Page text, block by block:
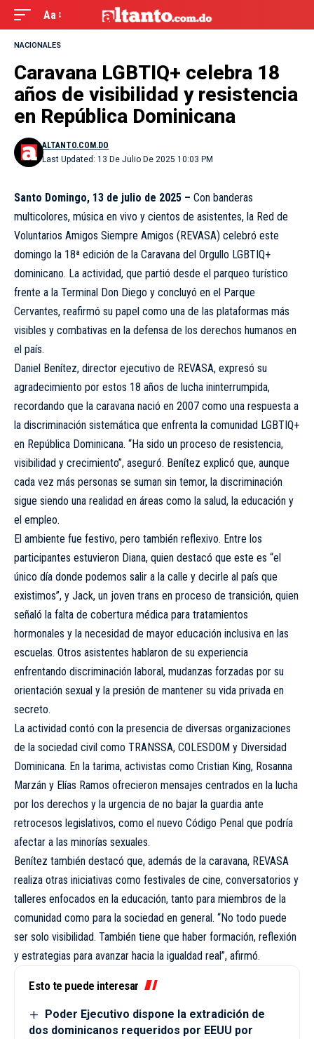
Aa
NACIONALES
Caravana LGBTIQ+ celebra 18
años de visibilidad y resistencia
en República Dominicana
Last Updated: 13 De Julio De 2025 10:03 PM
ALTANTO.COM.DO
Santo Domingo, 13 de julio de 2025 – Con banderas
multicolores, música en vivo y cientos de asistentes, la Red de
Voluntarios Amigos Siempre Amigos (REVASA) celebró este
domingo la 18ª edición de la Caravana del Orgullo LGBTIQ+
dominicano. La actividad, que partió desde el parqueo turístico
frente a la Terminal Don Diego y concluyó en el Parque
Cervantes, reafirmó su papel como una de las plataformas más
visibles y combativas en la defensa de los derechos humanos en
el país.
Daniel Benítez, director ejecutivo de REVASA, expresó su
agradecimiento por estos 18 años de lucha ininterrumpida,
recordando que la caravana nació en 2007 como una respuesta a
la discriminación sistemática que enfrenta la comunidad LGBTIQ+
en República Dominicana. “Ha sido un proceso de resistencia,
visibilidad y crecimiento”, aseguró. Benítez explicó que, aunque
cada vez más personas se suman sin temor, la discriminación
sigue siendo una realidad en áreas como la salud, la educación y
el empleo.
El ambiente fue festivo, pero también reflexivo. Entre los
participantes estuvieron Diana, quien destacó que este es “el
único día donde podemos salir a la calle y decirle al país que
existimos”, y Jack, un joven trans en proceso de transición, quien
señaló la falta de cobertura médica para tratamientos
hormonales y la necesidad de mayor educación inclusiva en las
escuelas. Otros asistentes hablaron de su experiencia
enfrentando discriminación laboral, mudanzas forzadas por su
orientación sexual y la presión de mantener su vida privada en
secreto.
La actividad contó con la presencia de diversas organizaciones
de la sociedad civil como TRANSSA, COLESDOM y Diversidad
Dominicana. En la tarima, activistas como Cristian King, Rosanna
Marzán y Elías Ramos ofrecieron mensajes centrados en la lucha
por los derechos y la urgencia de no bajar la guardia ante
retrocesos legislativos, como el nuevo Código Penal que podría
afectar a las minorías sexuales.
Benítez también destacó que, además de la caravana, REVASA
realiza otras iniciativas como festivales de cine, conversatorios y
talleres enfocados en la educación, tanto para miembros de la
comunidad como para la sociedad en general. “No todo puede
ser solo visibilidad. También tiene que haber formación, reflexión
y estrategias para avanzar hacia la igualdad real”, afirmó.
Esto te puede interesar
Poder Ejecutivo dispone la extradición de
dos dominicanos requeridos por EEUU por